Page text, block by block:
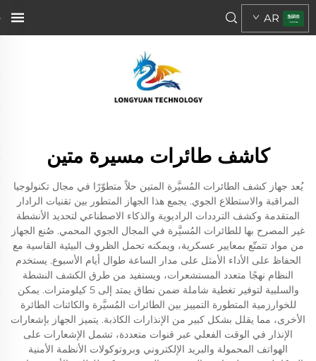
AR
كاشف طائرات مسيرة متين
يُعد جهاز كشف الطائرات المُسيَّرة المتين حلاً متطوّرًا في مجال تكنولوجيا
المراقبة والاستطلاع الجوي. يجمع هذا الجهاز المتطور بين تقنيات الرادار
المتقدمة وكشف الترددات الراديوية والذكاء الاصطناعي لتحديد الأنشطة
غير المصرح بها للطائرات المُسيَّرة في المجال الجوي المحمي. صُنع الجهاز
من مواد تتمتّع بمعايير عسكرية، ويمكنه تحمل الظروف البيئية القاسية مع
الحفاظ على الأداء الأمثل على مدار الساعة طوال أيام الأسبوع. يستخدم
النظام نهجًا متعدد المستشعرات، ويستفيد من طرق الكشف النشطة
والسلبية لتوفير تغطية شاملة ضمن نطاق يمتد إلى 5 كيلومترات. يمكن
للخوارزمية المتطورة التمييز بين الطائرات المُسيَّرة والكائنات الطائرة
الأخرى، مما يقلل بشكل كبير من الإنذارات الكاذبة. يتميز الجهاز بإشعارات
الإنذار في الوقت الفعلي عبر قنوات متعددة، تشمل الإشعارات على
الهواتف المحمولة والبريد الإلكتروني وبروتوكولات الأنظمة الأمنية